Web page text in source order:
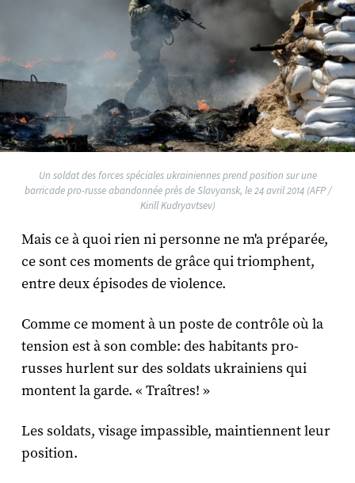
Un soldat des forces spéciales ukrainiennes prend position sur une
barricade pro-russe abandonnée près de Slavyansk, le 24 avril 2014 (AFP /
Kirill Kudryavtsev)
Mais ce à quoi rien ni personne ne m'a préparée,
ce sont ces moments de grâce qui triomphent,
entre deux épisodes de violence.
Comme ce moment à un poste de contrôle où la
tension est à son comble: des habitants pro-
russes hurlent sur des soldats ukrainiens qui
montent la garde. « Traîtres! »
Les soldats, visage impassible, maintiennent leur
position.